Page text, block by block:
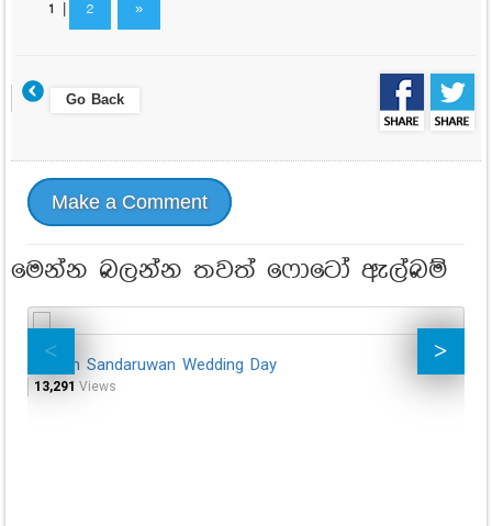
1| 2 »
Go Back
Make a Comment
මෙන්න බලන්න තවත් ෆොටෝ ඇල්බම්
Gayan Sandaruwan Wedding Day
13,291 Views